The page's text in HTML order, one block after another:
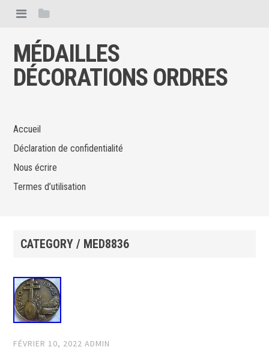
MÉDAILLES
DÉCORATIONS ORDRES
Accueil
Déclaration de confidentialité
Nous écrire
Termes d’utilisation
CATEGORY / MED8836
FÉVRIER 10, 2022 ADMIN